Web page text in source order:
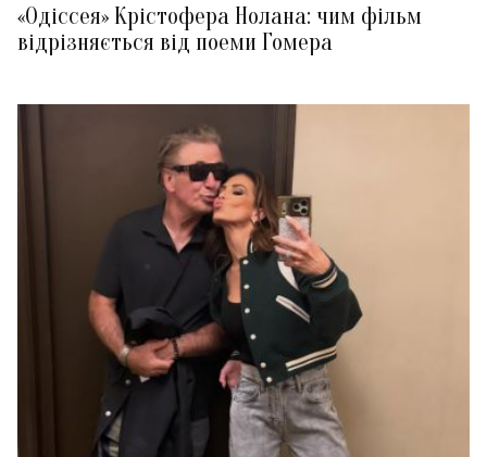
«Одіссея» Крістофера Нолана: чим фільм
відрізняється від поеми Гомера